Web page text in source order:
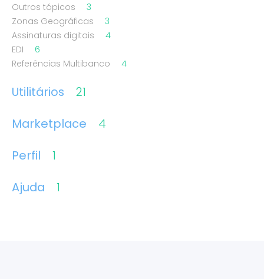
Outros tópicos
3
Zonas Geográficas
3
Assinaturas digitais
4
EDI
6
Referências Multibanco
4
Utilitários
21
Marketplace
4
Perfil
1
Ajuda
1